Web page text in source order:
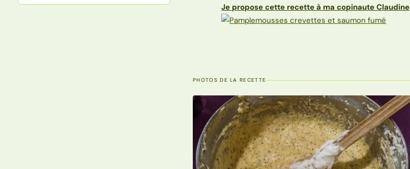
Je propose cette recette à ma copinaute Claudine
PHOTOS DE LA RECETTE